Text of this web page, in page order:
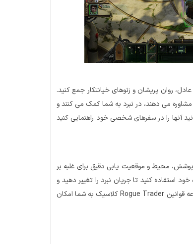
روان پریشان و زنوهای خیانتکار جمع کنید.
مشاوره می دهند، در نبرد به شما کمک می کنند و
آنها را در سفرهای شخصی خود راهنمایی کنید
پوشش، محیط و موقعیت یابی دقیق برای غلبه بر
استفاده کنید تا جریان نبرد را تغییر دهید و
حتی در سخت ترین شرایط به پیروزی برسید. اقتباس بازی ویدیویی ما از مجموعه قوانین Rogue Trader کلاسیک به شما امکان